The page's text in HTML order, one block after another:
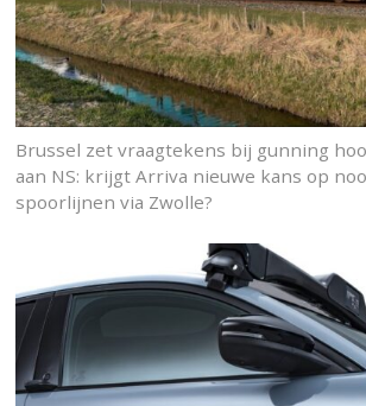
Brussel zet vraagtekens bij gunning
aan NS: krijgt Arriva nieuwe kans op
spoorlijnen via Zwolle?